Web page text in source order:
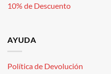
10% de Descuento
AYUDA
Política de Devolución